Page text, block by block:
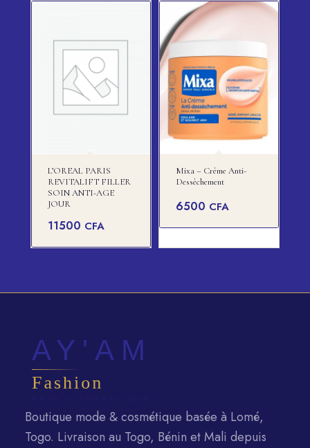
5000 CFA.
est :
L’OREAL PARIS
REVITALIFT FILLER
SOIN ANTI-AGE
JOUR
11500 CFA
Mixa – Crème Anti-
Dessèchement
6500 CFA
Boutique mode & cosmétique basée à Lomé,
Togo. Livraison au Togo, Bénin et Mali depuis